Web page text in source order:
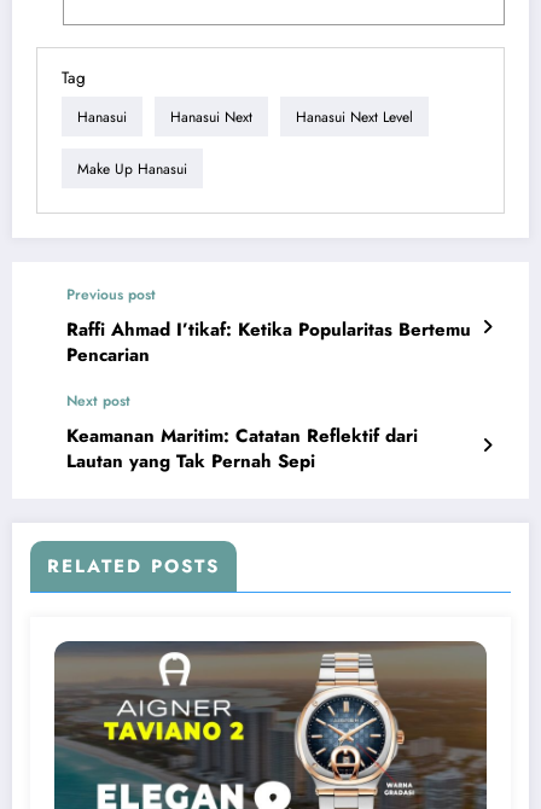
Tag
Hanasui Hanasui Next Hanasui Next Level
Make Up Hanasui
Previous post
Raffi Ahmad I’tikaf: Ketika Popularitas Bertemu
Pencarian
Next post
Keamanan Maritim: Catatan Reflektif dari
Lautan yang Tak Pernah Sepi
RELATED POSTS